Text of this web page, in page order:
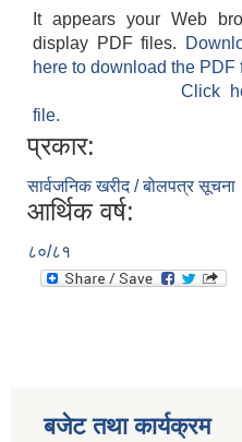
It appears your Web
display PDF files.
here to download the PDF
Click
file.
प्रकार:
सार्वजनिक खरीद / बोलपत्र सूचना
आर्थिक वर्ष:
८०/८१
बजेट तथा कार्यक्रम